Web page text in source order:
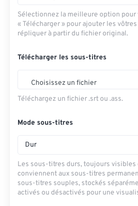
Sélectionnez la meilleure option pour
« Télécharger » pour ajouter les
répliquer à partir du fichier original.
Télécharger les sous-titres
Choisissez un fichier
Téléchargez un fichier .srt ou .ass.
Mode sous-titres
Dur
Les sous-titres durs, toujours visibles
conviennent aux sous-titres
sous-titres souples, stockés
activés ou désactivés pour une